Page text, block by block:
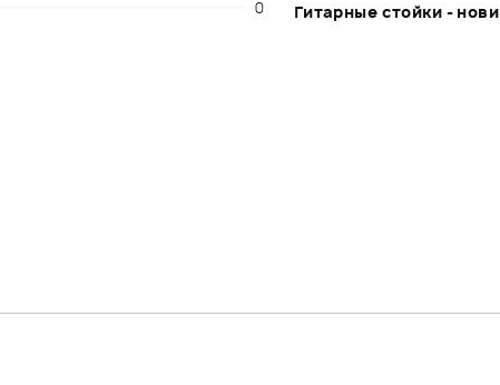
0
Гитарные стойки -